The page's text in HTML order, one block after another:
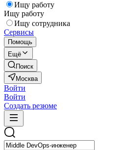
Ищу работу
Ищу работу
Ищу сотрудника
Сервисы
Помощь
Ещё
Поиск
Москва
Войти
Войти
Создать резюме